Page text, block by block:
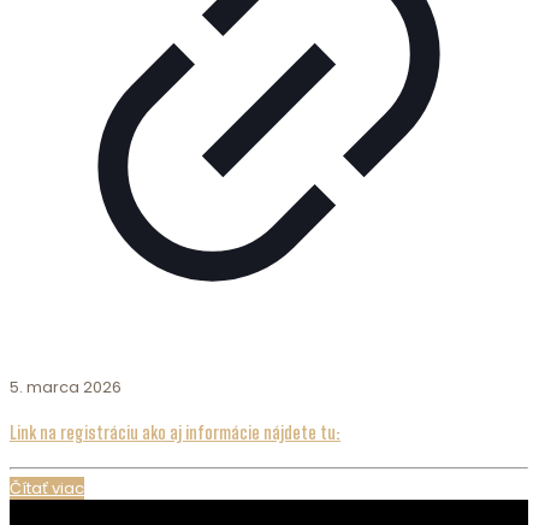
5. marca 2026
Link na registráciu ako aj informácie nájdete tu:
Čítať viac